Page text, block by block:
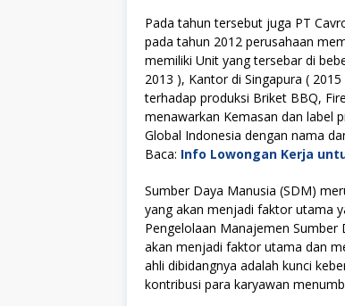
Pada tahun tersebut juga PT
pada tahun 2012 perusahaan
memiliki Unit yang tersebar di
2013 ), Kantor di Singapura (
terhadap produksi Briket BBQ,
menawarkan Kemasan dan label
Global Indonesia dengan nama
Baca: Info Lowongan Kerja
Sumber Daya Manusia (SDM)
yang akan menjadi faktor utama
Pengelolaan Manajemen
akan menjadi faktor utama dan
ahli dibidangnya adalah kunci
kontribusi para karyawan